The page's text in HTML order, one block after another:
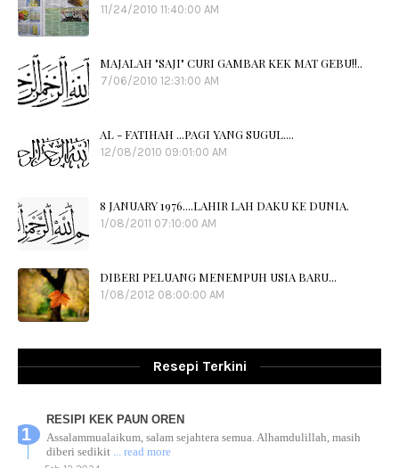
11/24/2010 11:40:00 AM
MAJALAH "SAJI" CURI GAMBAR KEK MAT GEBU!!..
7/06/2010 12:31:00 AM
AL - FATIHAH ...PAGI YANG SUGUL....
12/08/2010 09:01:00 AM
8 JANUARY 1976....LAHIR LAH DAKU KE DUNIA.
1/08/2011 07:10:00 AM
DIBERI PELUANG MENEMPUH USIA BARU...
1/08/2012 08:00:00 AM
Resepi Terkini
RESIPI KEK PAUN OREN
Assalammualaikum, salam sejahtera semua. Alhamdulillah, masih
diberi sedikit ... read more